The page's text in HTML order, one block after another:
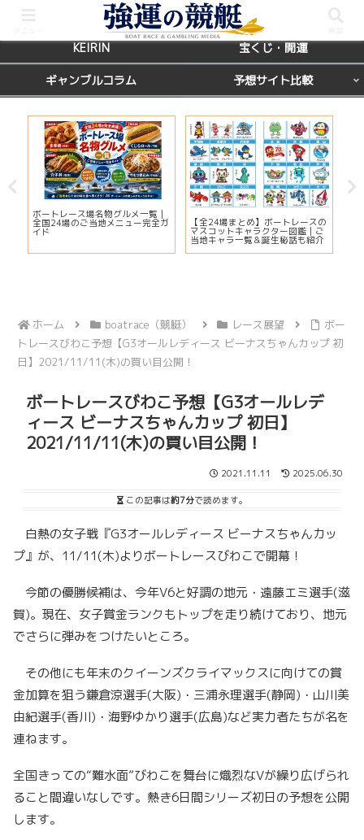
BOATRACE レース場ガイド
KEIRIN 宝くじ・開運
ギャンブルコラム 予想サイト比較
ボートレース場名物グルメ一覧｜
全国24場のご当地メニュー完全ガ
イド
【全24場まとめ】ボートレースの
マスコットキャラクター図鑑｜ご
当地キャラ一覧＆誕生秘話も紹介
ホーム boatrace（競艇） レース展望
ボー
トレースびわこ予想【G3オールレディース ビーナスちゃんカップ 初
日】2021/11/11(木)の買い目公開！
ボートレースびわこ予想【G3オールレデ
ィース ビーナスちゃんカップ 初日】
2021/11/11(木)の買い目公開！
2021.11.11 2025.06.30
この記事は約7分で読めます。
白熱の女子戦『G3オールレディース ビーナスちゃんカッ
プ』が、11/11(木)よりボートレースびわこで開幕！
今節の優勝候補は、今年V6と好調の地元・遠藤エミ選手(滋
賀)。現在、女子賞金ランクもトップを走り続けており、地元
でさらに弾みをつけたいところ。
その他にも年末のクイーンズクライマックスに向けての賞
金加算を狙う鎌倉涼選手(大阪)・三浦永理選手(静岡)・山川美
由紀選手(香川)・海野ゆかり選手(広島)など実力者たちが名を
連ねます。
全国きっての“難水面”びわこを舞台に熾烈なVが繰り広げられ
ること間違いなしです。熱き6日間シリーズ初日の予想を公開
します。